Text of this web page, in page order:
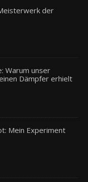
der
Warum unser
Dämpfer erhielt
Mein Experiment